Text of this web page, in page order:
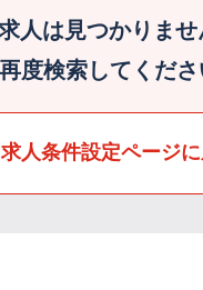
人は見つかりませ
度検索してくださ
求人条件設定ページ